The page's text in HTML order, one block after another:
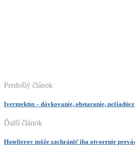
Predošlý článok
Ivermektín – dávkovanie, obstaranie,
Ďalší článok
Hotelierov môže zachrániť iba otvorenie